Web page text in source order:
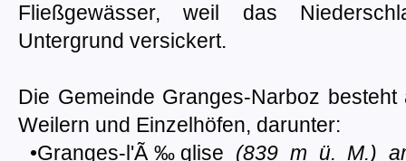
Fließgewässer, weil das
Untergrund versickert.
Die Gemeinde Granges-Narboz
Weilern und Einzelhöfen, darunter:
•Granges-l'Ã‰glise (839 m ü. M.)